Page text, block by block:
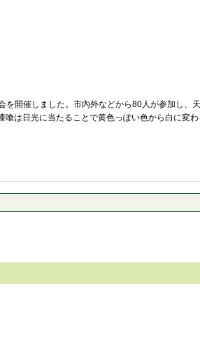
開催しました。市内外などから80人が参加し、
は日光に当たることで黄色っぽい色から白に